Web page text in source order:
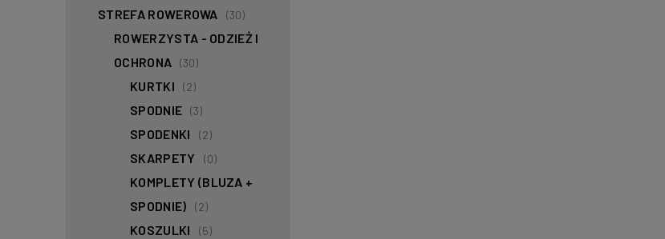
STREFA ROWEROWA (30)
ROWERZYSTA - ODZIEŻ I
OCHRONA
(30)
KURTKI (2)
SPODNIE (3)
SPODENKI (2)
SKARPETY (0)
KOMPLETY (BLUZA +
SPODNIE)
(2)
KOSZULKI (5)